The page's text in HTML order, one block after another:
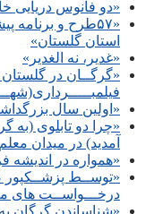
«دو فانوس دریایی
«۵۷طرح و
استان گلستان»
«غدیر، نه الغدیر»
«گرگــان در
«اولین سال
«چرا دو تابلوی (به
آمدید) در میدان
«همواره در اندیشه
«توســط
درخـــواســت های